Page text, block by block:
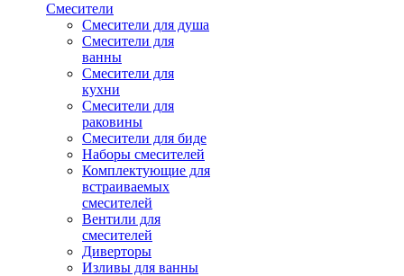
Смесители
Смесители для душа
Смесители для
ванны
Смесители для
кухни
Смесители для
раковины
Смесители для биде
Наборы смесителей
Комплектующие для
встраиваемых
смесителей
Вентили для
смесителей
Диверторы
Изливы для ванны